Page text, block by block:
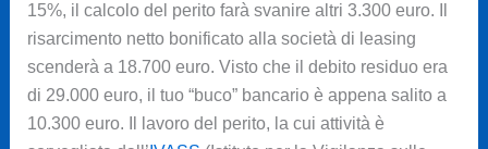
15%, il calcolo del perito farà svanire altri 3.300 euro. Il
risarcimento netto bonificato alla società di leasing
scenderà a 18.700 euro. Visto che il debito residuo era
di 29.000 euro, il tuo “buco” bancario è appena salito a
10.300 euro. Il lavoro del perito, la cui attività è